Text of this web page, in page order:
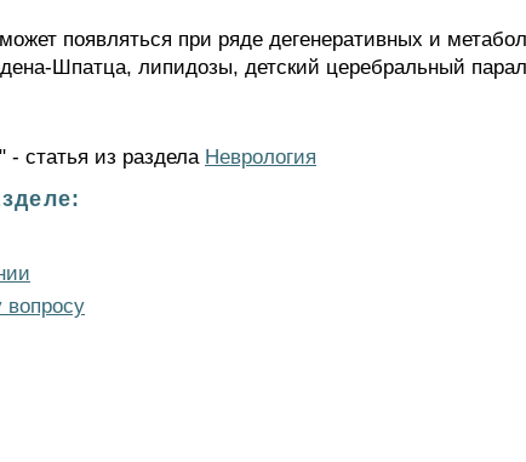
может появляться при ряде дегенеративных и
Шпатца, липидозы, детский церебральный
статья из раздела Неврология